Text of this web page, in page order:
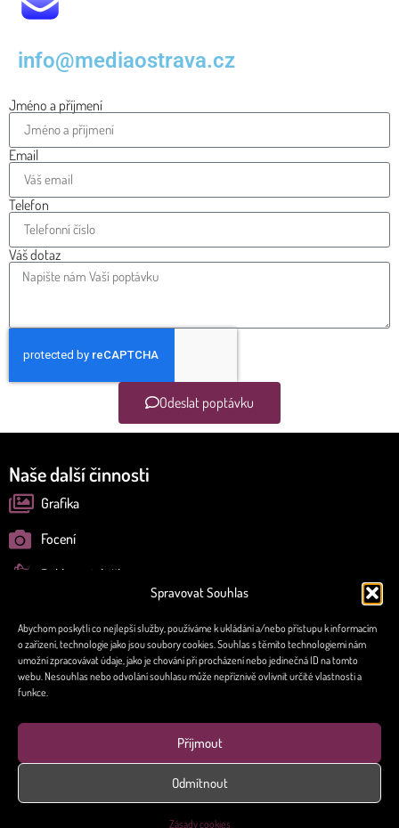
Spravovat Souhlas
Abychom poskytli co nejlepší služby, používáme k ukládání a/nebo přístupu k informacím
o zařízení, technologie jako jsou soubory cookies. Souhlas s těmito technologiemi nám
umožní zpracovávat údaje, jako je chování při procházení nebo jedinečná ID na tomto
webu. Nesouhlas nebo odvolání souhlasu může nepříznivě ovlivnit určité vlastnosti a
funkce.
Příjmout
Odmítnout
Zásady cookies
info@mediaostrava.cz
Jméno a příjmení
Email
Telefon
Váš dotaz
Odeslat poptávku
Naše další činnosti
Grafika
Focení
Reklamní služby
Tvoříme mediální tvář našich klientů